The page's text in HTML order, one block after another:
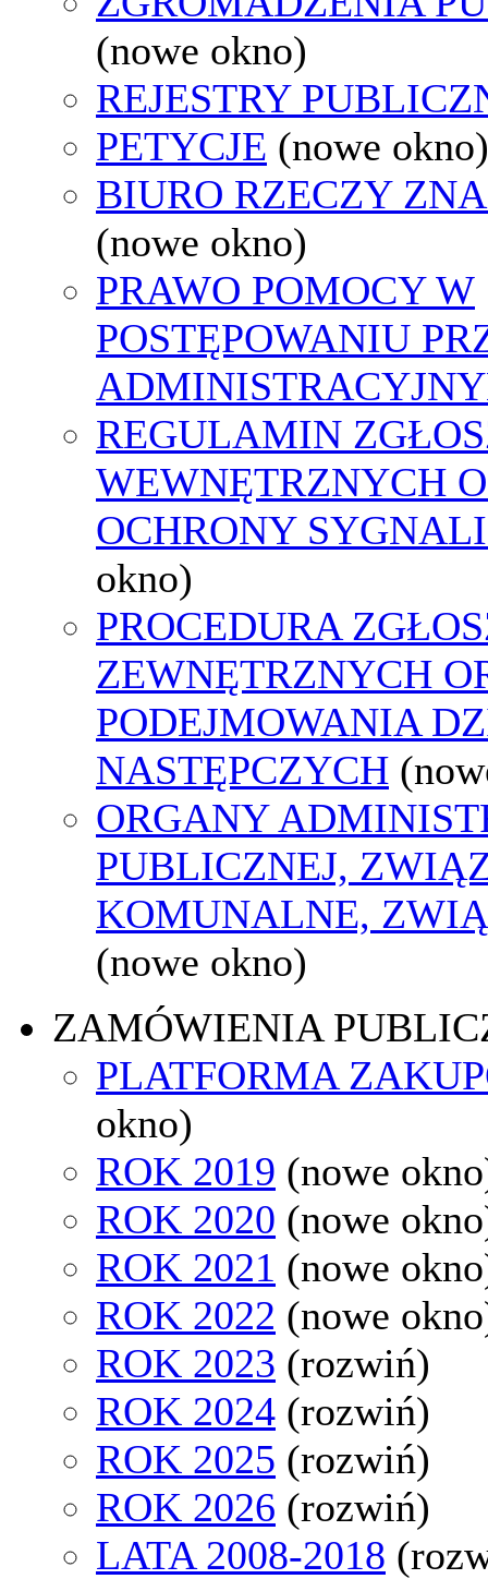
(nowe okno)
REJESTRY
PETYCJE (nowe okno)
BIURO RZECZY
(nowe okno)
PRAWO POMOCY W
POSTĘPOWANIU
REGULAMIN
WEWNĘTRZNYCH
OCHRONY
okno)
PROCEDURA
ZEWNĘTRZNYCH
PODEJMOWANIA
NASTĘPCZYCH
ORGANY
PUBLICZNEJ,
KOMUNALNE,
(nowe okno)
ZAMÓWIENIA
PLATFORMA
okno)
ROK 2019 (nowe
ROK 2020 (nowe
ROK 2021 (nowe
ROK 2022 (nowe
ROK 2023 (rozwiń)
ROK 2024 (rozwiń)
ROK 2025 (rozwiń)
ROK 2026 (rozwiń)
LATA 2008-2018